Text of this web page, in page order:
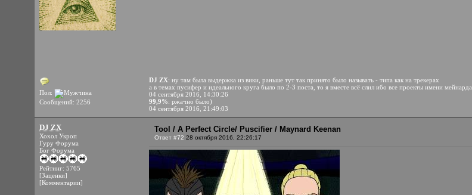
Пол:
Сообщений: 2256
DJ ZX: ну там была выдержка из вики, раньше тут так принято было называть - типа как на трекерах
а в темах пусифер и идеального круга было по 2-3 поста, то я вместе всё слил ибо все проекты имени мейнарда
04 сентября 2016, 14:30:26
99,9%: ржачно было)
04 сентября 2016, 21:49:03
DJ ZX
Хохол Укроп
Гуру Форума
Бог Форума
Рейтинг: 5765
[Заценки]
[Комментарии]
Tool / A Perfect Circle/ Puscifier / Maynard Keenan
Ответ #72 28 октября 2016, 22:26:17